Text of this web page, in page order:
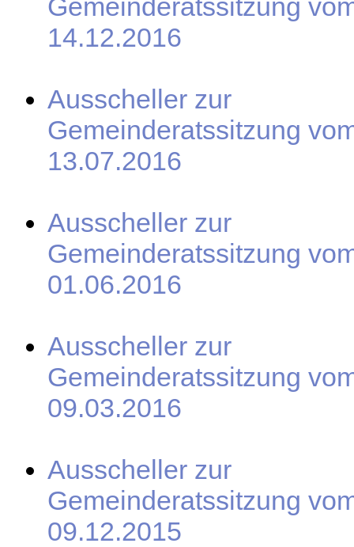
Gemeinderatssitzung
14.12.2016
Ausscheller zur
Gemeinderatssitzung
13.07.2016
Ausscheller zur
Gemeinderatssitzung
01.06.2016
Ausscheller zur
Gemeinderatssitzung
09.03.2016
Ausscheller zur
Gemeinderatssitzung
09.12.2015